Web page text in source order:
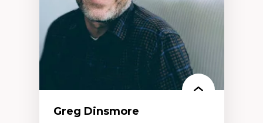
Formation à l’enseignement en contexte
francophone minoritaire
Identité linguistique et culturelle
Recherche-action et approches
participatives
Leadership éducatif et pratiques réflexives
Éducation durable et bien-être en
Greg Dinsmore